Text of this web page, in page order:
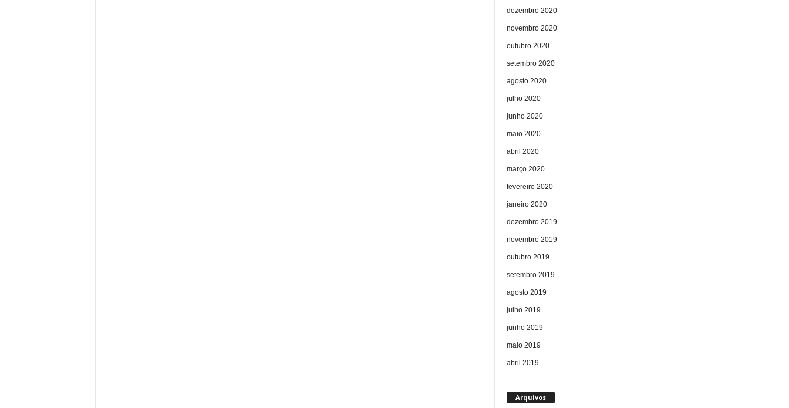
dezembro 2020
novembro 2020
outubro 2020
setembro 2020
agosto 2020
julho 2020
junho 2020
maio 2020
abril 2020
março 2020
fevereiro 2020
janeiro 2020
dezembro 2019
novembro 2019
outubro 2019
setembro 2019
agosto 2019
julho 2019
junho 2019
maio 2019
abril 2019
Arquivos